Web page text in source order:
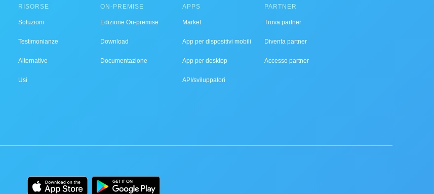
RISORSE
Soluzioni
Testimonianze
Alternative
Usi
ON-PREMISE
Edizione On-premise
Download
Documentazione
APPS
Market
App per dispositivi mobili
App per desktop
API/sviluppatori
PARTNER
Trova partner
Diventa partner
Accesso partner